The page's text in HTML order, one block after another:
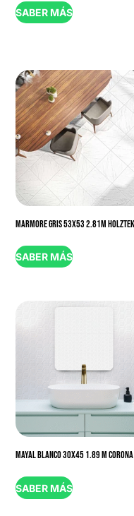
SABER MÁS
MARMORE GRIS 53X53 2.81M HOLZTEK
SABER MÁS
MAYAL BLANCO 30X45 1.89 M CORONA
SABER MÁS